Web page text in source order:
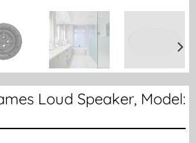
Loud Speaker, Model: